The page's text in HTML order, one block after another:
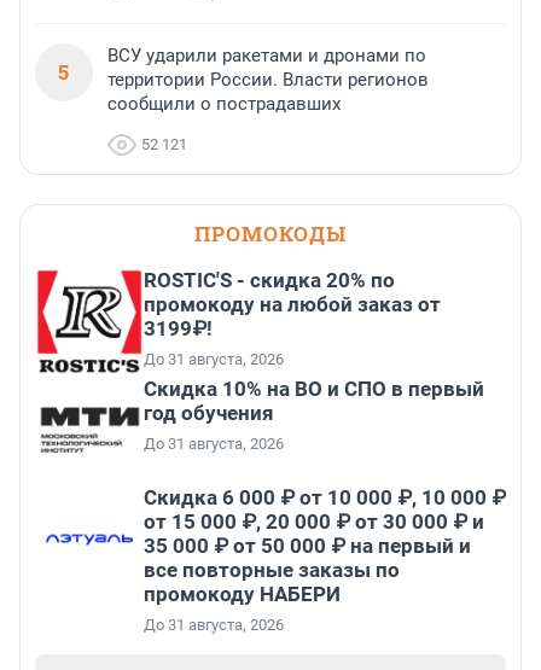
5
ВСУ ударили ракетами и дронами по
территории России. Власти регионов
сообщили о пострадавших
52 121
ПРОМОКОДЫ
ROSTIC'S - скидка 20% по
промокоду на любой заказ от
3199₽!
До 31 августа, 2026
Скидка 10% на ВО и СПО в первый
год обучения
До 31 августа, 2026
Скидка 6 000 ₽ от 10 000 ₽, 10 000 ₽
от 15 000 ₽, 20 000 ₽ от 30 000 ₽ и
35 000 ₽ от 50 000 ₽ на первый и
все повторные заказы по
промокоду НАБЕРИ
До 31 августа, 2026